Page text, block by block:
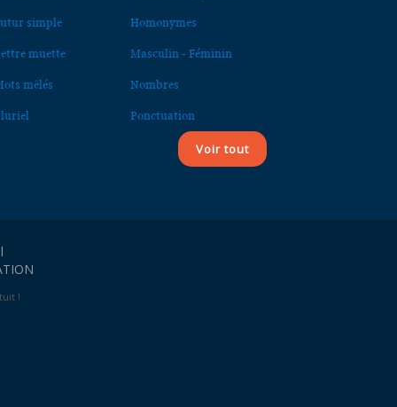
simple Homonymes
muette Masculin - Féminin
mêlés Nombres
Ponctuation
Voir tout
!